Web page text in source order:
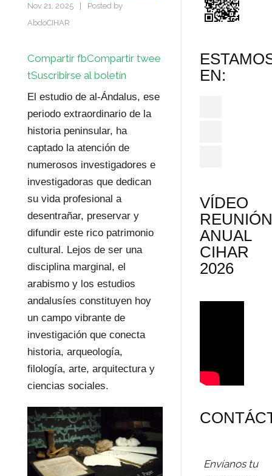
Nov 21, 2025 |
Posted by
AbdoCIHAR
Compartir fbCompartir twee
tSuscribirse al boletín
El estudio de al-Ándalus, ese
periodo extraordinario de la
historia peninsular, ha
captado la atención de
numerosos investigadores e
investigadoras que dedican
su vida profesional a
desentrañar, preservar y
difundir este rico patrimonio
cultural. Lejos de ser una
disciplina marginal, el
arabismo y los estudios
andalusíes constituyen hoy
un campo vibrante de
investigación que conecta
historia, arqueología,
filología, arte, arquitectura y
ciencias sociales.
EN:
VÍDEO
ANUAL
CIHAR
2026
Envíanos tu